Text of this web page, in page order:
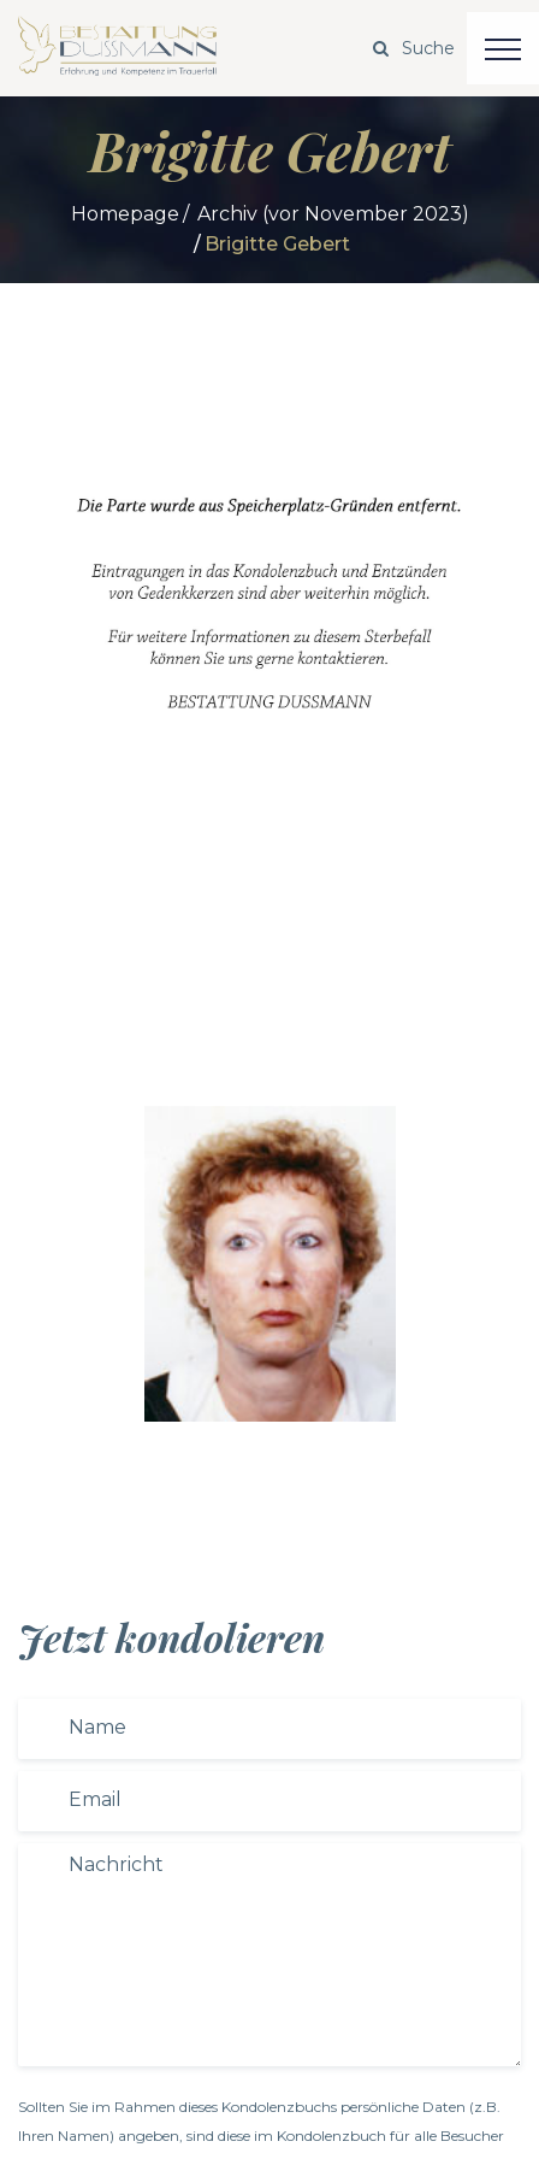
Brigitte Gebert
Homepage
Archiv (vor November 2023)
Brigitte Gebert
Jetzt kondolieren
Sollten Sie im Rahmen dieses Kondolenzbuchs persönliche Daten (z.B.
Ihren Namen) angeben, sind diese im Kondolenzbuch für alle Besucher